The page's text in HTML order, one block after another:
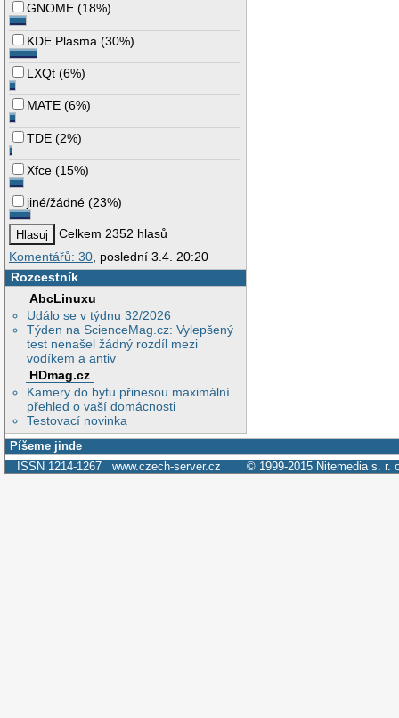
GNOME (18%)
KDE Plasma (30%)
LXQt (6%)
MATE (6%)
TDE (2%)
Xfce (15%)
jiné/žádné (23%)
Celkem 2352 hlasů
Komentářů: 30 , poslední 3.4. 20:20
Rozcestník
AbcLinuxu
Událo se v týdnu 32/2026
Týden na ScienceMag.cz: Vylepšený
test nenašel žádný rozdíl mezi
vodíkem a antiv
HDmag.cz
Kamery do bytu přinesou maximální
přehled o vaší domácnosti
Testovací novinka
Píšeme jinde
ISSN 1214-1267 www.czech-server.cz © 1999-2015 Nitemedia s. r.